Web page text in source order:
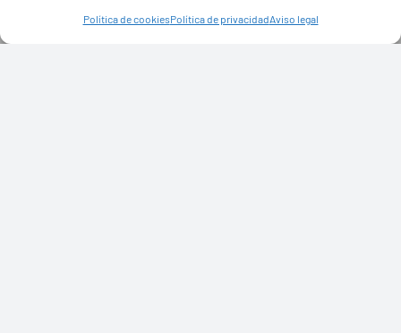
Política de cookiesPolítica de privacidadAviso legal